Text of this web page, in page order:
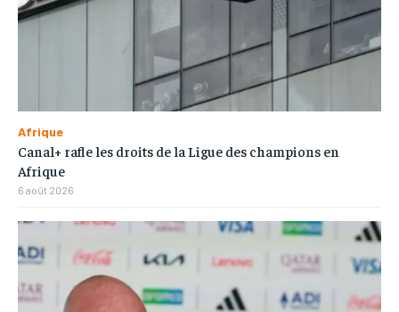
Afrique
Canal+ rafle les droits de la Ligue des champions en
Afrique
6 août 2026